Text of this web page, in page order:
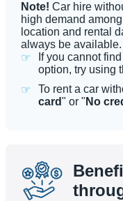
Note! Car hire
high demand
location and rental
always be available.
If you cannot
option, try using
To rent a car
card" or " No